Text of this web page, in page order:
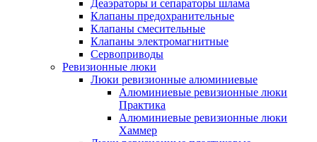
Деаэраторы и сепараторы шлама
Клапаны предохранительные
Клапаны смесительные
Клапаны электромагнитные
Сервоприводы
Ревизионные люки
Люки ревизионные алюминиевые
Алюминиевые ревизионные люки
Практика
Алюминиевые ревизионные люки
Хаммер